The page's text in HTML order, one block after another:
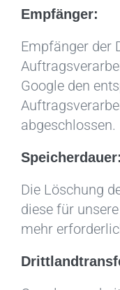
Empfänger:
Empfänger der
Google den
abgeschlossen.
Speicherdauer:
Die Löschung
diese für
mehr